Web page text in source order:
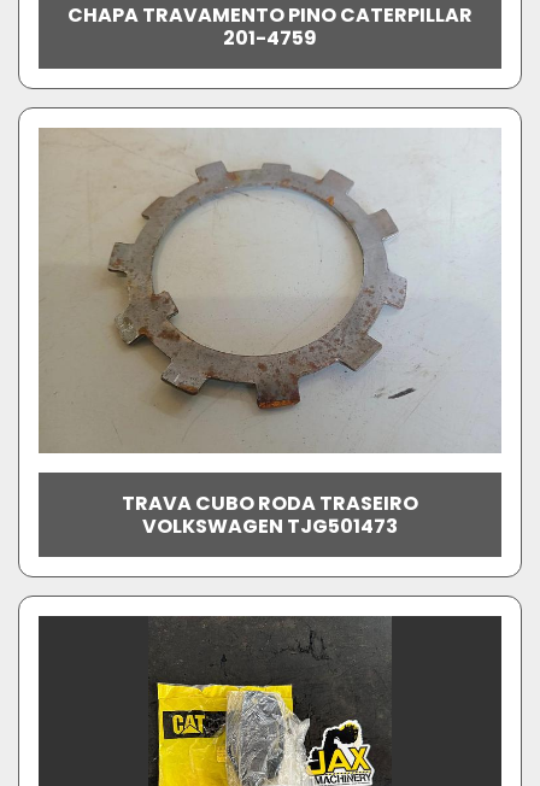
CHAPA TRAVAMENTO PINO CATERPILLAR
201-4759
TRAVA CUBO RODA TRASEIRO
VOLKSWAGEN TJG501473